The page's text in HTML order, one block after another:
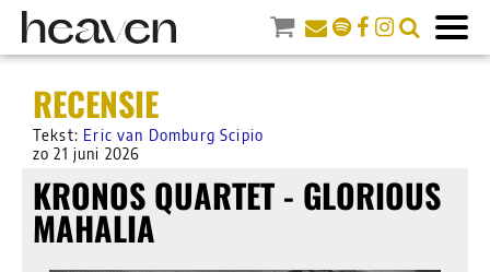
RECENSIE
Tekst: Eric van Domburg Scipio
zo 21 juni 2026
KRONOS QUARTET - GLORIOUS
MAHALIA